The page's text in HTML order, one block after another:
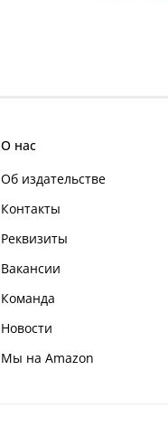
О нас
Об издательстве
Контакты
Реквизиты
Вакансии
Команда
Новости
Мы на Amazon